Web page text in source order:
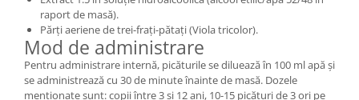
raport de masă).
Părți aeriene de trei-frați-pătați (Viola tricolor).
Mod de administrare
Pentru administrare internă, picăturile se diluează în 100 ml apă și
se administrează cu 30 de minute înainte de masă. Dozele
menționate sunt: copii între 3 și 12 ani, 10-15 picături de 3 ori pe